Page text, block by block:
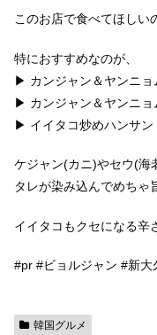
このお店で食べてほしい
特におすすめなのが、
▶︎ カンジャン＆ヤンニョ
▶︎ カンジャン＆ヤンニ
▶︎ イイタコ炒めハンサン
ケジャン(カニ)やセウ(海
タレが染み込んでめちゃ
イイタコもクセになる辛
#pr #ビョルジャン #新
韓国グルメ